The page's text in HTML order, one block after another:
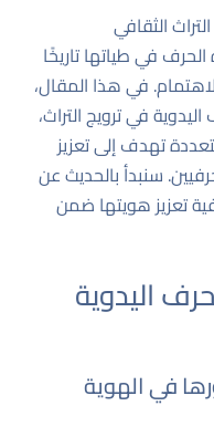
الثقافي
في طياتها تاريخًا
في هذا المقال،
في ترويج التراث،
تهدف إلى تعزيز
سنبدأ بالحديث عن
تعزيز هويتها ضمن
اليدوية
في الهوية